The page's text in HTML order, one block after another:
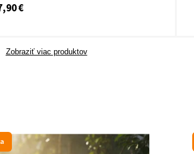
€
Zobraziť viac produktov